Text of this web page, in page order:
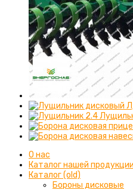
О нас
Каталог нашей продукции
Каталог (old)
Бороны дисковые